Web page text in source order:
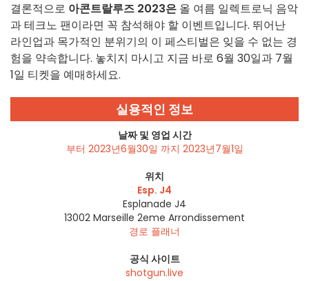
결론적으로 아콘트랄루즈 2023은 올 여름 일렉트로닉 음악
과 테크노 팬이라면 꼭 참석해야 할 이벤트입니다. 뛰어난
라인업과 목가적인 분위기의 이 페스티벌은 잊을 수 없는 경
험을 약속합니다. 놓치지 마시고 지금 바로 6월 30일과 7월
1일 티켓을 예매하세요.
실용적인 정보
날짜 및 영업 시간
부터 2023년6월30일 까지 2023년7월1일
위치
Esp. J4
Esplanade J4
13002 Marseille 2eme Arrondissement
경로 플래너
공식 사이트
shotgun.live